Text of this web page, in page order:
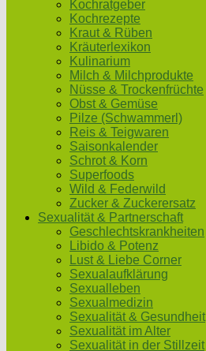
Kochratgeber
Kochrezepte
Kraut & Rüben
Kräuterlexikon
Kulinarium
Milch & Milchprodukte
Nüsse & Trockenfrüchte
Obst & Gemüse
Pilze (Schwammerl)
Reis & Teigwaren
Saisonkalender
Schrot & Korn
Superfoods
Wild & Federwild
Zucker & Zuckerersatz
Sexualität & Partnerschaft
Geschlechtskrankheiten
Libido & Potenz
Lust & Liebe Corner
Sexualaufklärung
Sexualleben
Sexualmedizin
Sexualität & Gesundheit
Sexualität im Alter
Sexualität in der Stillzeit